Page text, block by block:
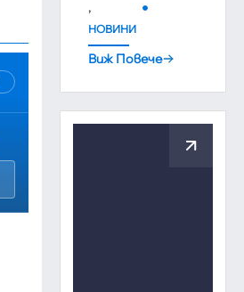
,
НОВИНИ
Виж Повече